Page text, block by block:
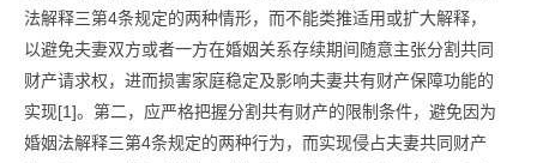
法解释三第4条规定的两种情形，而不能类推适用或扩大解释，
以避免夫妻双方或者一方在婚姻关系存续期间随意主张分割共同
财产请求权，进而损害家庭稳定及影响夫妻共有财产保障功能的
实现[1]。第二，应严格把握分割共有财产的限制条件，避免因为
婚姻法解释三第4条规定的两种行为，而实现侵占夫妻共同财产